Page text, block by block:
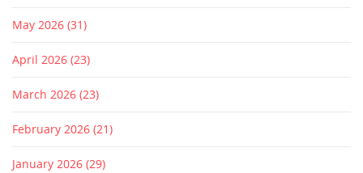
May 2026 (31)
April 2026 (23)
March 2026 (23)
February 2026 (21)
January 2026 (29)